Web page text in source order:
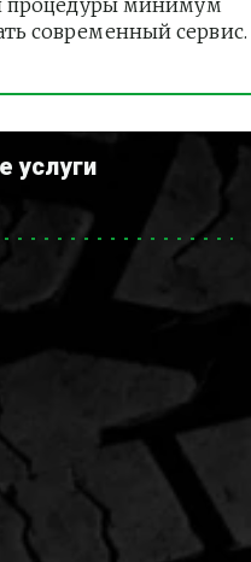
процедуры минимум
современный сервис.
услуги